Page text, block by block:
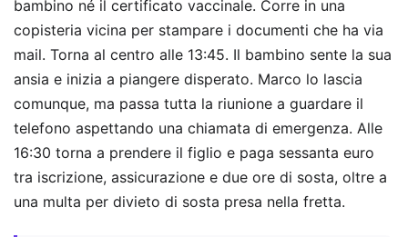
bambino né il certificato vaccinale. Corre in una
copisteria vicina per stampare i documenti che ha via
mail. Torna al centro alle 13:45. Il bambino sente la sua
ansia e inizia a piangere disperato. Marco lo lascia
comunque, ma passa tutta la riunione a guardare il
telefono aspettando una chiamata di emergenza. Alle
16:30 torna a prendere il figlio e paga sessanta euro
tra iscrizione, assicurazione e due ore di sosta, oltre a
una multa per divieto di sosta presa nella fretta.